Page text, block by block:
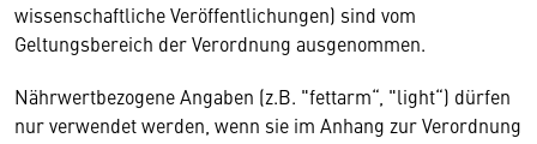
wissenschaftliche Veröffentlichungen) sind vom
Geltungsbereich der Verordnung ausgenommen.
Nährwertbezogene Angaben (z.B. "fettarm“, "light“) dürfen
nur verwendet werden, wenn sie im Anhang zur Verordnung